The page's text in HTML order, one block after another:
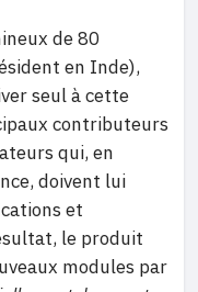
de 80
en Inde),
seul à cette
contributeurs
qui, en
doivent lui
et
le produit
modules par